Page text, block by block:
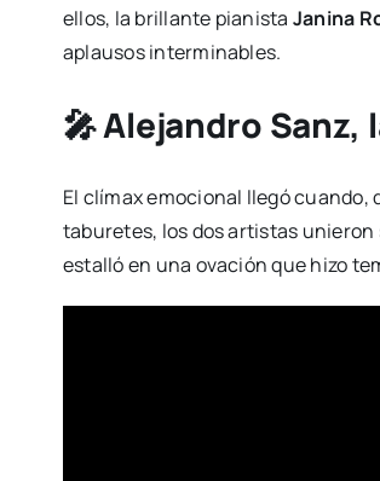
ellos, la brillante pianista Janina
aplausos interminables.
🎤 Alejandro Sanz,
El clímax emocional llegó cuando,
taburetes, los dos artistas
estalló en una ovación que hizo